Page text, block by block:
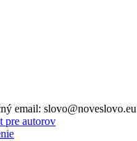
email: slovo@noveslovo.eu
pre autorov